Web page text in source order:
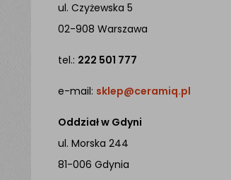
ul. Czyżewska 5
02-908 Warszawa
tel.: 222 501 777
e-mail: sklep@ceramiq.pl
Oddział w Gdyni
ul. Morska 244
81-006 Gdynia